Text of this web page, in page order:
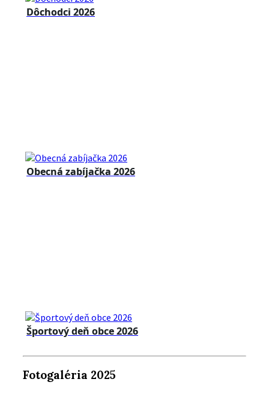
Dôchodci 2026
Obecná zabíjačka 2026
Športový deň obce 2026
Fotogaléria 2025